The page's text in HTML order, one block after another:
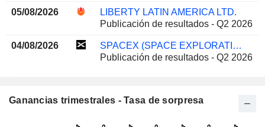
05/08/2026
LIBERTY LATIN AMERICA LTD.
Publicación de resultados - Q2 2026
04/08/2026
SPACEX (SPACE EXPLORATION TECHNOLOGIES)
Publicación de resultados - Q2 2026
Ganancias trimestrales - Tasa de sorpresa